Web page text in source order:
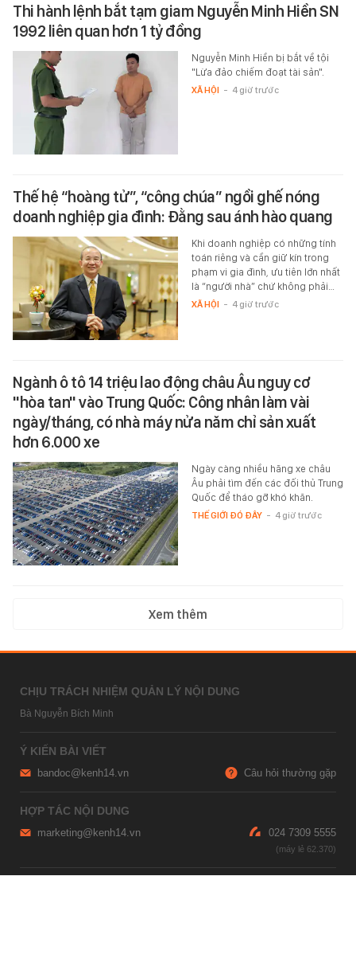
Thi hành lệnh bắt tạm giam Nguyễn Minh Hiền SN
1992 liên quan hơn 1 tỷ đồng
Nguyễn Minh Hiền bị bắt về tội
"Lừa đảo chiếm đoạt tài sản".
XÃ HỘI - 4 giờ trước
Thế hệ “hoàng tử”, “công chúa” ngồi ghế nóng
doanh nghiệp gia đình: Đằng sau ánh hào quang
Khi doanh nghiệp có những tính
toán riêng và cần giữ kín trong
phạm vi gia đình, ưu tiên lớn nhất
là “người nhà” chứ không phải…
XÃ HỘI - 4 giờ trước
Ngành ô tô 14 triệu lao động châu Âu nguy cơ
"hòa tan" vào Trung Quốc: Công nhân làm vài
ngày/tháng, có nhà máy nửa năm chỉ sản xuất
hơn 6.000 xe
Ngày càng nhiều hãng xe châu
Âu phải tìm đến các đối thủ Trung
Quốc để tháo gỡ khó khăn.
THẾ GIỚI ĐÓ ĐÂY - 4 giờ trước
Xem thêm
CHỊU TRÁCH NHIỆM QUẢN LÝ NỘI DUNG
Bà Nguyễn Bích Minh
Ý KIẾN BÀI VIẾT
bandoc@kenh14.vn Câu hỏi thường gặp
HỢP TÁC NỘI DUNG
marketing@kenh14.vn 024 7309 5555